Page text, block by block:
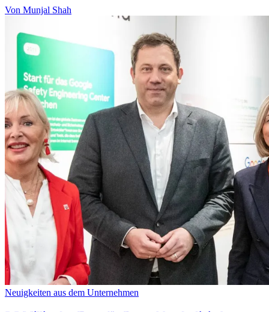
Von Munjal Shah
Neuigkeiten aus dem Unternehmen